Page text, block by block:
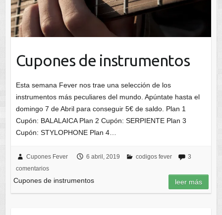
Cupones de instrumentos
Esta semana Fever nos trae una selección de los
instrumentos más peculiares del mundo. Apúntate hasta el
domingo 7 de Abril para conseguir 5€ de saldo. Plan 1
Cupón: BALALAICA Plan 2 Cupón: SERPIENTE Plan 3
Cupón: STYLOPHONE Plan 4…
Cupones Fever 6 abril, 2019 codigos fever
3
comentarios
Cupones de instrumentos leer más